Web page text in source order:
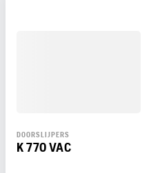
DOORSLIJPERS
K 770 VAC